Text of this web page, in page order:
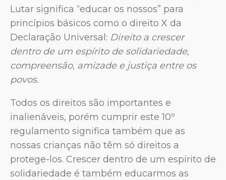
Lutar significa “educar os nossos” para
princípios básicos como o direito X da
Declaração Universal: Direito a crescer
dentro de um espírito de solidariedade,
compreensão, amizade e justiça entre os
povos.
Todos os direitos são importantes e
inalienáveis, porém cumprir este 10º
regulamento significa também que as
nossas crianças não têm só direitos a
protege-los. Crescer dentro de um espírito de
solidariedade é também educarmos as